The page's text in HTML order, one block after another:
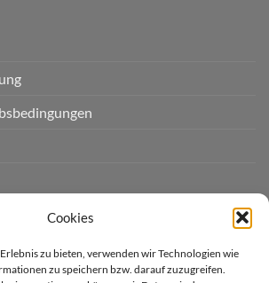
Cookies
zu bieten, verwenden wir Technologien wie
zu speichern bzw. darauf zuzugreifen.